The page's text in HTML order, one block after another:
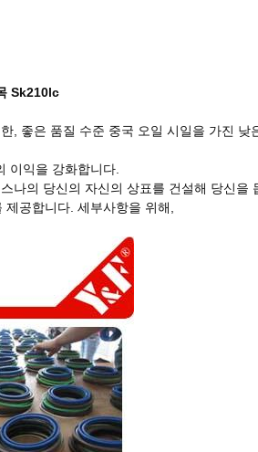
Sk210lc
좋은 품질 수준 중국 오일 시일을 가진 낮
이익을 강화합니다.
나의 당신의 자신의 상표를 건설해 당신
공합니다. 세부사항을 위해,